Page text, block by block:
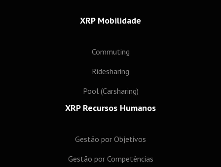
XRP Mobilidade
Commuting
Ridesharing
Pool (Carsharing)
XRP Recursos Humanos
Gestão por Objetivos
Gestão por Competências